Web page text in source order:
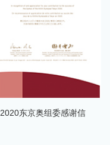
2020东京奥组委感谢信